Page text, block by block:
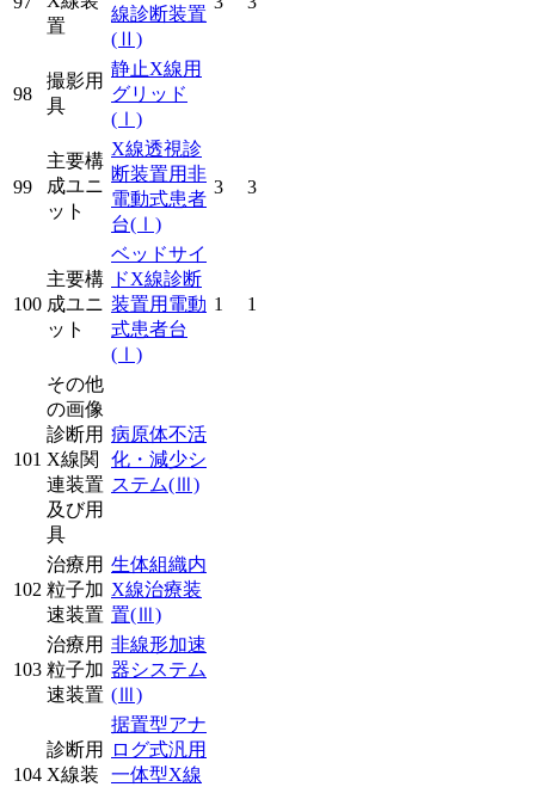
置
線診断装置
(Ⅱ)
98
撮影用
具
静止X線用
グリッド
(Ⅰ)
99
主要構
成ユニ
ット
X線透視診
断装置用非
電動式患者
台(Ⅰ)
3 3
100
主要構
成ユニ
ット
ベッドサイ
ドX線診断
装置用電動
式患者台
(Ⅰ)
1 1
101
その他
の画像
診断用
X線関
連装置
及び用
具
病原体不活
化・減少シ
ステム(Ⅲ)
102
治療用
粒子加
速装置
生体組織内
X線治療装
置(Ⅲ)
103
治療用
粒子加
速装置
非線形加速
器システム
(Ⅲ)
104
診断用
X線装
据置型アナ
ログ式汎用
一体型X線